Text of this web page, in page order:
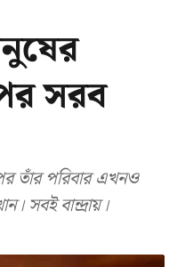
সরব
তাঁর পরিবার এখনও
সবই বান্দ্রায়।